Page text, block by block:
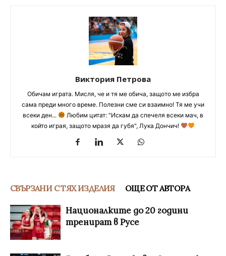
Виктория Петрова
Обичам играта. Мисля, че и тя ме обича, защото ме избра
сама преди много време. Полезни сме си взаимно! Тя ме учи
всеки ден...
Любим цитат: "Искам да спечеля всеки мач, в
който играя, защото мразя да губя", Лука Дончич!
СВЪРЗАНИ С ТЯХ ИЗДЕЛИЯ ОЩЕ ОТ АВТОРА
Националките до 20 години
тренират в Русе